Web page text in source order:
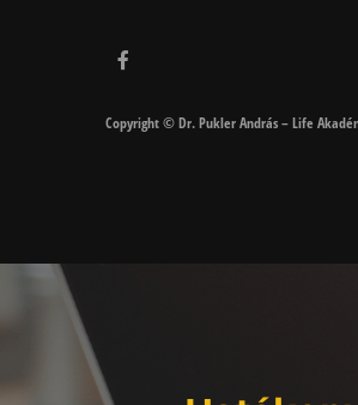
Copyright © Dr. Pukler András – Life